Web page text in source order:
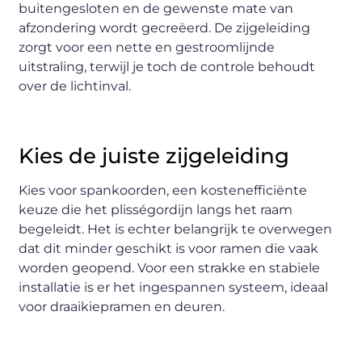
buitengesloten en de gewenste mate van
afzondering wordt gecreëerd. De zijgeleiding
zorgt voor een nette en gestroomlijnde
uitstraling, terwijl je toch de controle behoudt
over de lichtinval.
Kies de juiste zijgeleiding
Kies voor spankoorden, een kostenefficiënte
keuze die het plisségordijn langs het raam
begeleidt. Het is echter belangrijk te overwegen
dat dit minder geschikt is voor ramen die vaak
worden geopend. Voor een strakke en stabiele
installatie is er het ingespannen systeem, ideaal
voor draaikiepramen en deuren.